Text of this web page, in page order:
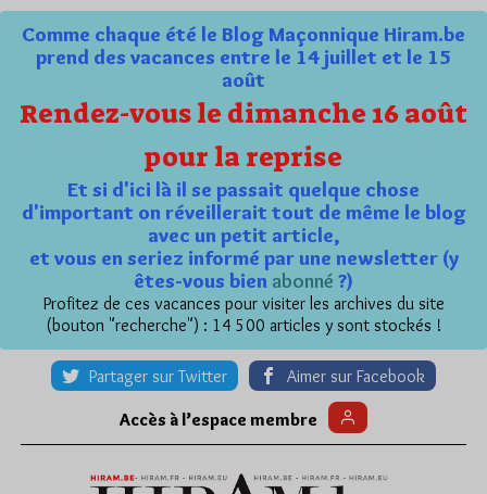
Comme chaque été le Blog Maçonnique Hiram.be
prend des vacances entre le 14 juillet et le 15
août
Rendez-vous le dimanche 16 août
pour la reprise
Et si d'ici là il se passait quelque chose
d'important on réveillerait tout de même le blog
avec un petit article,
et vous en seriez informé par une newsletter (y
êtes-vous bien abonné ?)
Profitez de ces vacances pour visiter les archives du site
(bouton "recherche") : 14 500 articles y sont stockés !
Partager sur Twitter Aimer sur Facebook
Accès à l’espace membre